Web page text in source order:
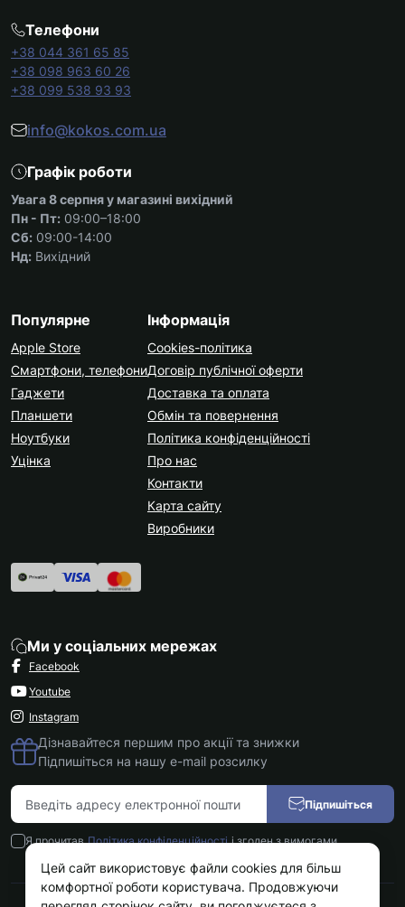
Телефони
+38 044 361 65 85
+38 098 963 60 26
+38 099 538 93 93
info@kokos.com.ua
Графік роботи
Увага 8 серпня у магазині вихідний
Пн - Пт: 09:00–18:00
Сб: 09:00-14:00
Нд: Вихідний
Популярне
Apple Store
Смартфони, телефони
Гаджети
Планшети
Ноутбуки
Уцінка
Інформація
Cookies-політика
Договір публічної оферти
Доставка та оплата
Обмін та повернення
Політика конфіденційності
Про нас
Контакти
Карта сайту
Виробники
Ми у соціальних мережах
Facebook
Youtube
Instagram
Дізнавайтеся першим про акції та знижки
Підпишіться на нашу e-mail розсилку
Підпишіться
Я прочитав Політика конфіденційності і згоден з вимогами
Цей сайт використовує файли cookies для більш
комфортної роботи користувача. Продовжуючи